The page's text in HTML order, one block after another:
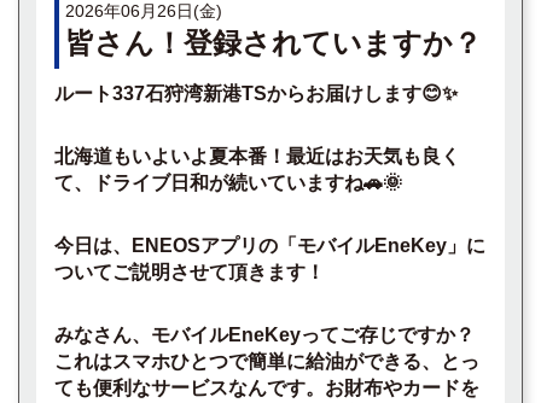
2026年06月26日(金)
皆さん！登録されていますか？
ルート337石狩湾新港TSからお届けします😊✨
北海道もいよいよ夏本番！最近はお天気も良く
て、ドライブ日和が続いていますね🚗🌞
今日は、ENEOSアプリの「モバイルEneKey」に
ついてご説明させて頂きます！
みなさん、モバイルEneKeyってご存じですか？
これはスマホひとつで簡単に給油ができる、とっ
ても便利なサービスなんです。お財布やカードを